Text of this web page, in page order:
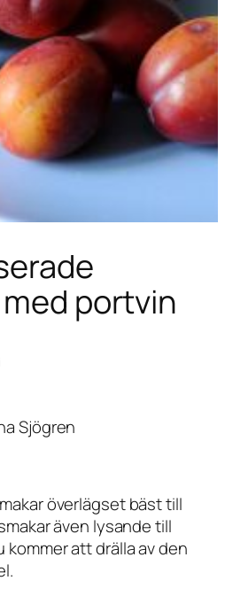
portvin
Sjögren
överlägset bäst till
även lysande till
kommer att drälla av den